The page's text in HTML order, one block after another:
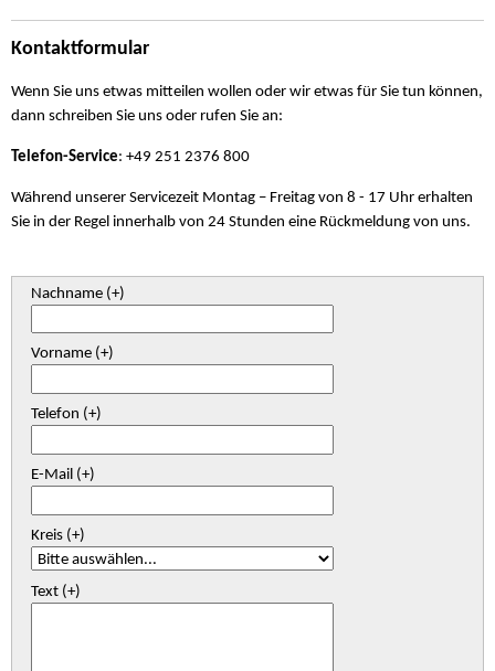
Kontaktformular
Wenn Sie uns etwas mitteilen wollen oder wir etwas für Sie tun können,
dann schreiben Sie uns oder rufen Sie an:
Telefon-Service: +49 251 2376 800
Während unserer Servicezeit Montag – Freitag von 8 - 17 Uhr erhalten
Sie in der Regel innerhalb von 24 Stunden eine Rückmeldung von uns.
Nachname (+)
Vorname (+)
Telefon (+)
E-Mail (+)
Kreis (+)
Text (+)